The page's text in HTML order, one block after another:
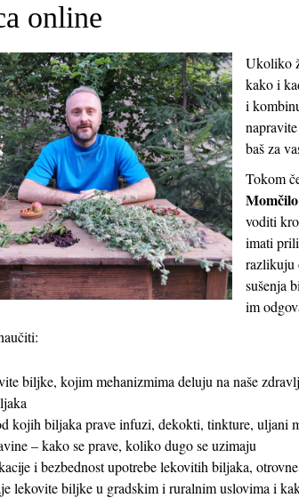
online
Ukoliko
kako i
i
baš za
Tokom
voditi
imati
razlikuju
sušenja
im
biljke, kojim mehanizmima deluju na naše
kojih biljaka prave infuzi, dekokti, tinkture, uljani
– kako se prave, koliko dugo se uzimaju
i bezbednost upotrebe lekovitih biljaka,
lekovite biljke u gradskim i ruralnim uslovima i